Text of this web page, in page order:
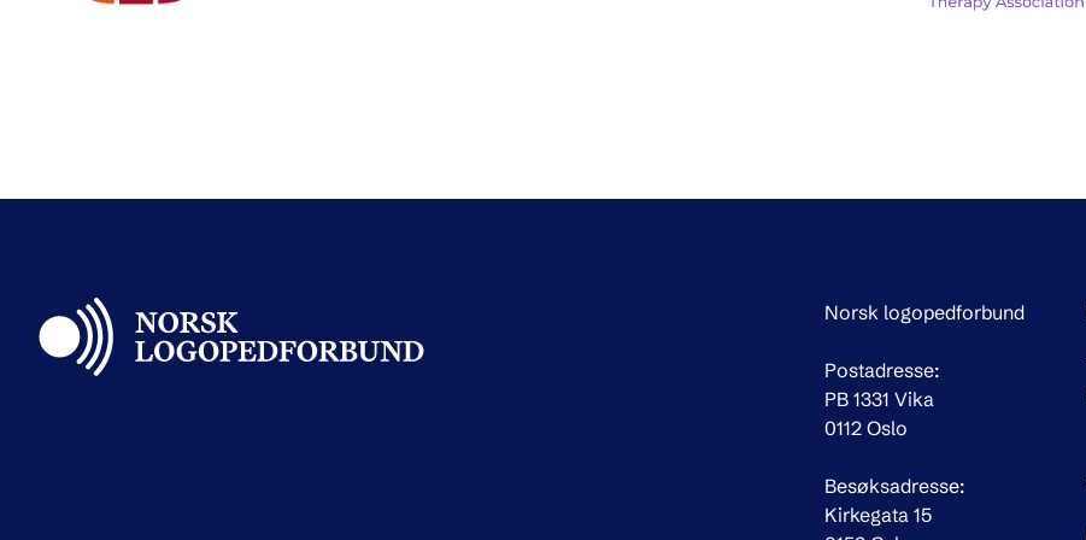
Norsk logopedforbund
Postadresse:
PB 1331 Vika
0112 Oslo
Besøksadresse:
Kirkegata 15